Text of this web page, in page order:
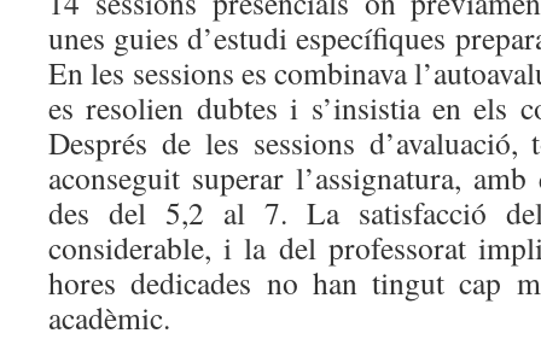
unes guies d’estudi específiques
En les sessions es combinava
es resolien dubtes i s’insistia en els
Després de les sessions
aconseguit superar l’assignatura,
des del 5,2 al 7. La satisfacció
considerable, i la del professorat
hores dedicades no han tingut cap
acadèmic.